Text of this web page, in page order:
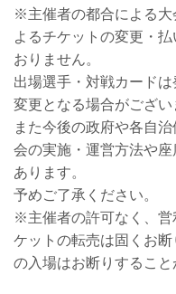
※主催者の都合による大
よるチケットの変更・
おりません。
出場選手・対戦カード
変更となる場合がござい
また今後の政府や各自
会の実施・運営方法や
あります。
予めご了承ください。
※主催者の許可なく、営
ケットの転売は固くお
の入場はお断りすること